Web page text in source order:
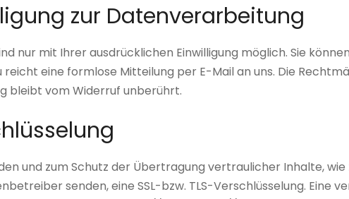
zur Datenverarbeitung
nur mit Ihrer ausdrücklichen Einwilligung möglich. Sie
reicht eine formlose Mitteilung per E-Mail an uns. Die
bleibt vom Widerruf unberührt.
und zum Schutz der Übertragung vertraulicher Inhalte, wie
senden, eine SSL-bzw. TLS-Verschlüsselung. Eine